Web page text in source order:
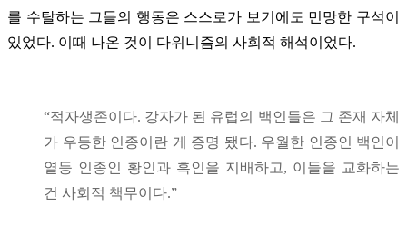
를 수탈하는 그들의 행동은 스스로가 보기에도 민망한 구석이
있었다. 이때 나온 것이 다위니즘의 사회적 해석이었다.
“적자생존이다. 강자가 된 유럽의 백인들은 그 존재 자체
가 우등한 인종이란 게 증명 됐다. 우월한 인종인 백인이
열등 인종인 황인과 흑인을 지배하고, 이들을 교화하는
건 사회적 책무이다.”